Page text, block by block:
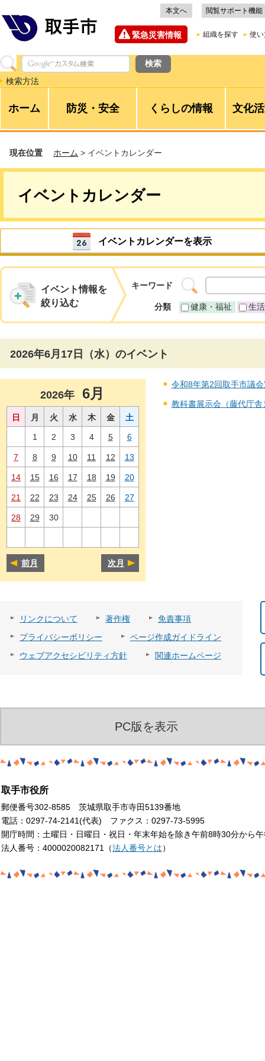
本文へ 閲覧サポート機能
緊急災害情報 組織を探す 使
検索方法
ホーム 防災・安全 くらしの情報 文化
現在位置 ホーム > イベントカレンダー
イベントカレンダー
イベントカレンダーを表示
イベント情報を
絞り込む
キーワード
分類 健康・福祉 生活
2026年6月17日（水）のイベント
2026年 6月
日 月 火 水 木 金 土
1 2 3 4 5 6
7 8 9 10 11 12 13
14 15 16 17 18 19 20
21 22 23 24 25 26 27
28 29 30
前月 次月
令和8年第2回取手市議
教科書展示会（藤代庁
リンクについて 著作権
免責事項
プライバシーポリシー
ページ作成ガイドライン
ウェブアクセシビリティ方針
関連ホームページ
PC版を表示
取手市役所
郵便番号302-8585 茨城県取手市寺田5139番地
電話：0297-74-2141(代表) ファクス：0297-73-5995
開庁時間：土曜日・日曜日・祝日・年末年始を除き午前8時30分から
法人番号：4000020082171（法人番号とは）